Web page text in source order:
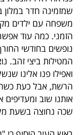
שיתופי
פעולה
דרושים
ניוזלטרים
מייל
שמזמינה חדר
משפחה עם ילדים
הזמני. כמה עוד
נופשים בחודשי
המטילות ביצי זהב.
ואפילו פנו אלינו
הרשת, אבל כעת
אותנו שוב
שכה נחוצה בשעת